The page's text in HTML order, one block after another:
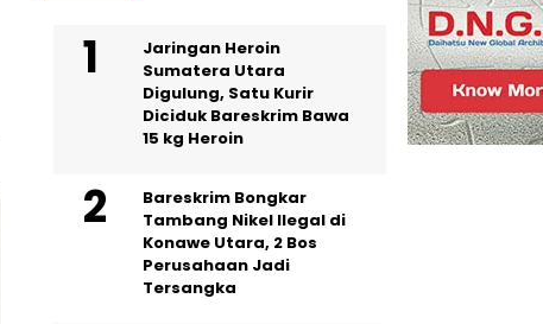
Jaringan Heroin
Sumatera Utara
Digulung, Satu Kurir
Diciduk Bareskrim Bawa
15 kg Heroin
Bareskrim Bongkar
Tambang Nikel Ilegal di
Konawe Utara, 2 Bos
Perusahaan Jadi
Tersangka